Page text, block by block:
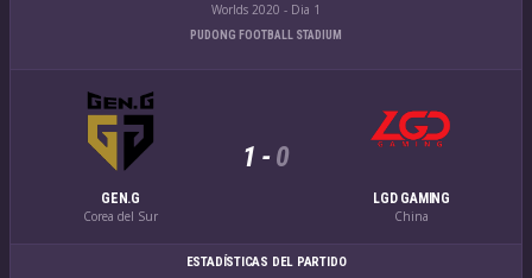
Worlds 2020 - Dia 1
PUDONG FOOTBALL STADIUM
GEN.G
Corea del Sur
LGD GAMING
China
1 -0
ESTADÍSTICAS DEL PARTIDO